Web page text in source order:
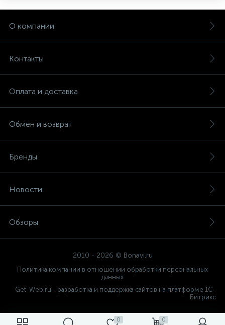
0 0
О компании
Контакты
Оплата и доставка
Обмен и возврат
Бренды
Новости
Обзоры
2010 - 2026 © Bonavi.ru
Политика компании в отношении обработки персональных
данных
Get-Web.ru - разработка и поддержка сайтов на платформе 1С-
Битрикс